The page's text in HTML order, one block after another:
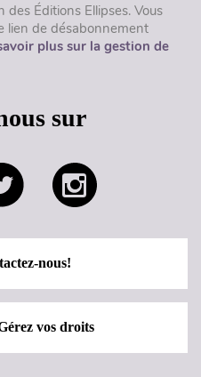
Éditions Ellipses. Vous
lien de désabonnement
plus sur la gestion de
sur
nous!
vos droits